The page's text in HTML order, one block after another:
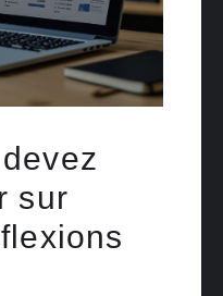
sur